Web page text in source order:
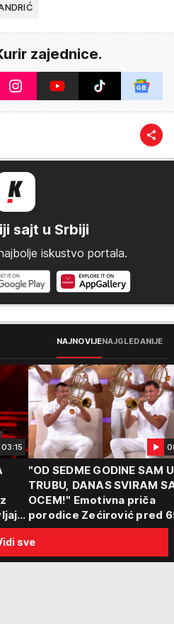
zajednice.
sajt u Srbiji
iskustvo portala.
NAJNOVIJENAJGLEDANIJE
03:15
"OD SEDME GODINE SAM
TRUBU, DANAS SVIRAM
OCEM!" Emotivna priča
porodice Zećirović pred
Sabor trubača u Guči
sve